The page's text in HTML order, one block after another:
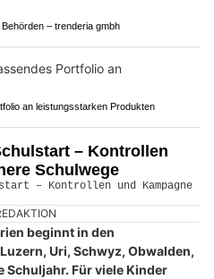
– trenderia gmbh
an leistungsstarken Produkten
– Kontrollen
Schulwege
beginnt in den
Uri, Schwyz, Obwalden,
Schuljahr. Für viele Kinder